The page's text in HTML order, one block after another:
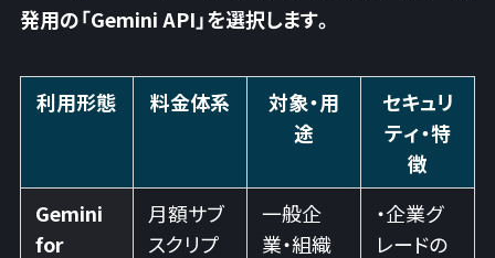
発用の「Gemini API」を選択します。
利用形態 料金体系
対象・用
途
セキュリ
ティ・特
徴
Gemini
for
月額サブ
スクリプ
一般企
業・組織
・企業グ
レードの